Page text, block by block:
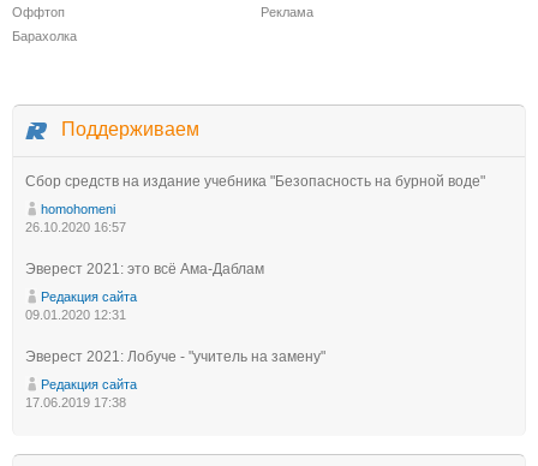
Оффтоп
Реклама
Барахолка
Поддерживаем
Сбор средств на издание учебника "Безопасность на бурной воде"
homohomeni
26.10.2020 16:57
Эверест 2021: это всё Ама-Даблам
Редакция сайта
09.01.2020 12:31
Эверест 2021: Лобуче - "учитель на замену"
Редакция сайта
17.06.2019 17:38